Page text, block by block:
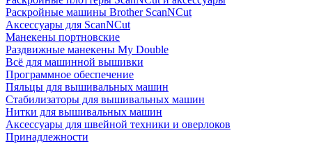
Раскройные машины Brother ScanNCut
Аксессуары для ScanNCut
Манекены портновские
Раздвижные манекены My Double
Всё для машинной вышивки
Программное обеспечение
Пяльцы для вышивальных машин
Стабилизаторы для вышивальных машин
Нитки для вышивальных машин
Аксессуары для швейной техники и оверлоков
Принадлежности